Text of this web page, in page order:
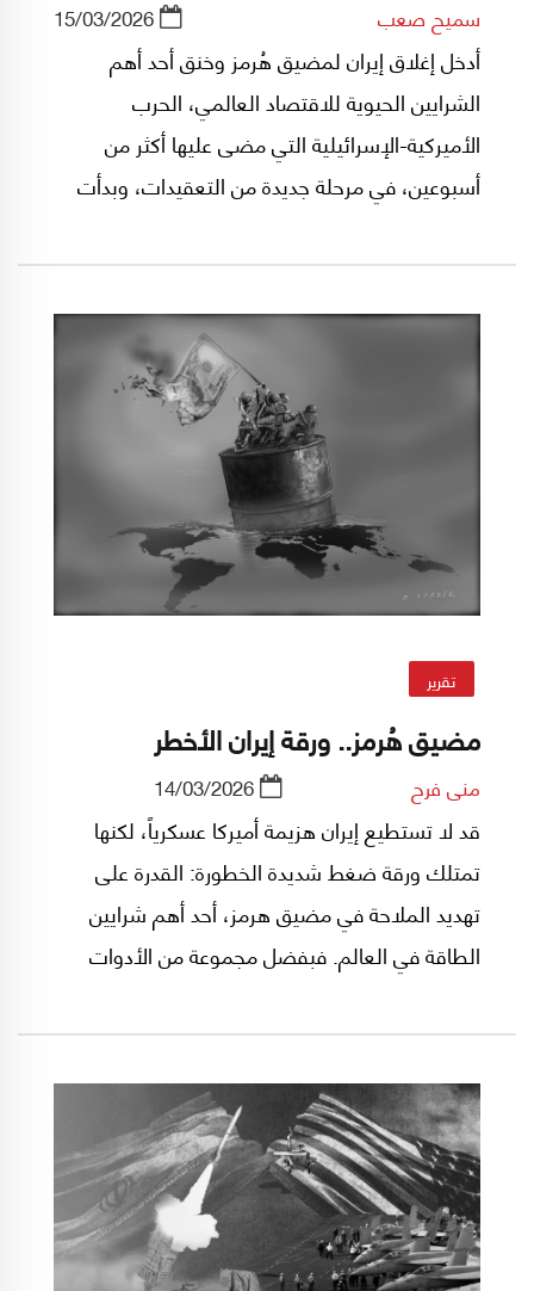
سميح صعب 15/03/2026
أدخل إغلاق إيران لمضيق هُرمز وخنق أحد أهم
الشرايين الحيوية للاقتصاد العالمي، الحرب
الأميركية-الإسرائيلية التي مضى عليها أكثر من
أسبوعين، في مرحلة جديدة من التعقيدات، وبدأت
حول جدوى الذهاب إلى حرب اختيارية، قد تترتب
عليها، إلى الكلفة البشرية والمادية، تبعات سياسية
حين يحين موعد الانتخابات النصفية في تشرين
تقرير
مضيق هُرمز.. ورقة إيران الأخطر
منى فرح 14/03/2026
قد لا تستطيع إيران هزيمة أميركا عسكرياً، لكنها
تمتلك ورقة ضغط شديدة الخطورة: القدرة على
تهديد الملاحة في مضيق هرمز، أحد أهم شرايين
الطاقة في العالم. فبفضل مجموعة من الأدوات
حركة النفط العالمية وفرض خيارات صعبة ومُكلفة
على واشنطن. كما تستطيع إبقاء كل محاولات
الحكومات لامتصاص آلام العالم النفطية منذ إغلاق
المضيق عقب العدوان الأميركي-الإسرائيلي، ووعود
واشنطن بتوفير تأمين وحراسة خاصة ومُكلفة
للسفن العابرة، مجرد مسكّنات لا تعالج ولا تُطمئن.